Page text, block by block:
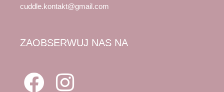
cuddle.kontakt@gmail.com
ZAOBSERWUJ NAS NA